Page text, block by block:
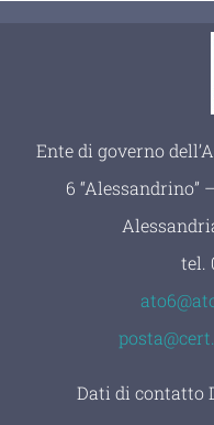
Ente di governo
6 “Alessandrino”
tel.
Dati di contatto